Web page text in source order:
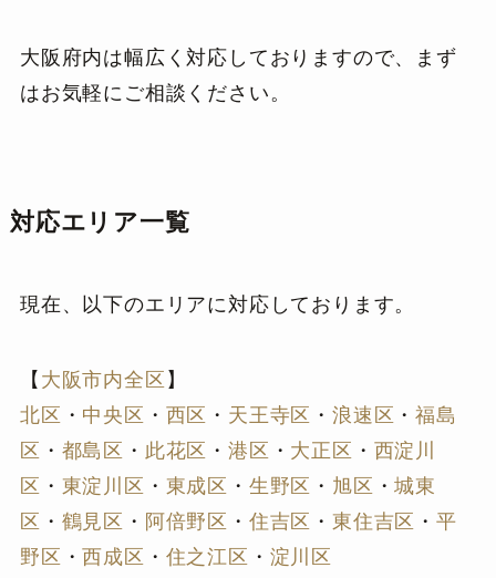
大阪府内は幅広く対応しておりますので、まず
はお気軽にご相談ください。
対応エリア一覧
現在、以下のエリアに対応しております。
【 大阪市内全区 】
北区 ・ 中央区 ・ 西区 ・ 天王寺区 ・浪速区 ・福島
区 ・ 都島区 ・ 此花区 ・ 港区 ・ 大正区 ・ 西淀川
区 ・ 東淀川区 ・ 東成区 ・ 生野区 ・ 旭区 ・城東
区 ・ 鶴見区 ・ 阿倍野区 ・ 住吉区 ・東住吉区 ・平
野区 ・西成区 ・ 住之江区 ・ 淀川区